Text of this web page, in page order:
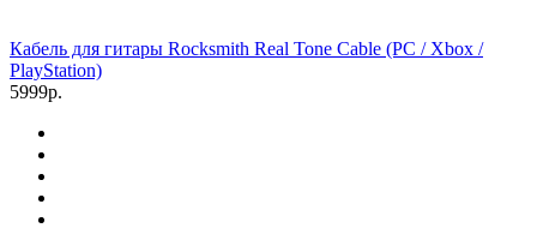
Кабель для гитары Rocksmith Real Tone Cable (PC / Xbox /
PlayStation)
5999р.